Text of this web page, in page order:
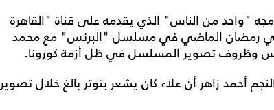
"واحد من الناس" الذي يقدمه على قناة "القاهرة
في رمضان الماضي في مسلسل "البرنس" مع محمد
وظروف تصوير المسلسل في ظل أزمة كورونا.
أحمد زاهر أن علاء كان يشعر بتوتر بالغ خلال تصوير